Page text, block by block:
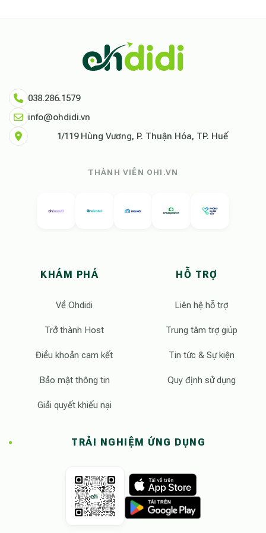
038.286.1579
info@ohdidi.vn
1/119 Hùng Vương, P. Thuận Hóa, TP. Huế
THÀNH VIÊN OHI.VN
KHÁM PHÁ
Về Ohdidi
Trở thành Host
Điều khoản cam kết
Bảo mật thông tin
Giải quyết khiếu nại
HỖ TRỢ
Liên hệ hỗ trợ
Trung tâm trợ giúp
Tin tức & Sự kiện
Quy định sử dụng
TRẢI NGHIỆM ỨNG DỤNG